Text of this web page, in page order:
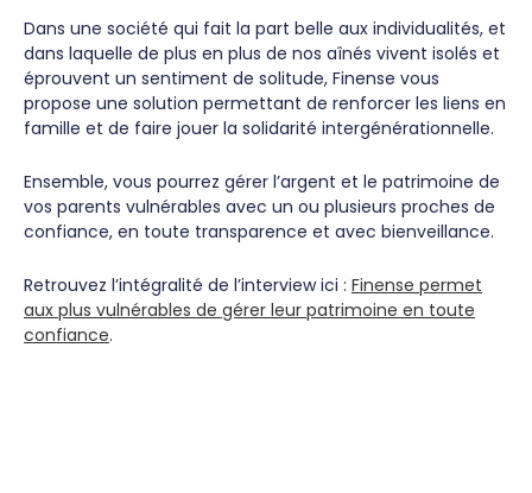
Dans une société qui fait la part belle aux individualités, et
dans laquelle de plus en plus de nos aînés vivent isolés et
éprouvent un sentiment de solitude, Finense vous
propose une solution permettant de renforcer les liens en
famille et de faire jouer la solidarité intergénérationnelle.
Ensemble, vous pourrez gérer l’argent et le patrimoine de
vos parents vulnérables avec un ou plusieurs proches de
confiance, en toute transparence et avec bienveillance.
Retrouvez l’intégralité de l’interview ici : Finense permet
aux plus vulnérables de gérer leur patrimoine en toute
confiance.